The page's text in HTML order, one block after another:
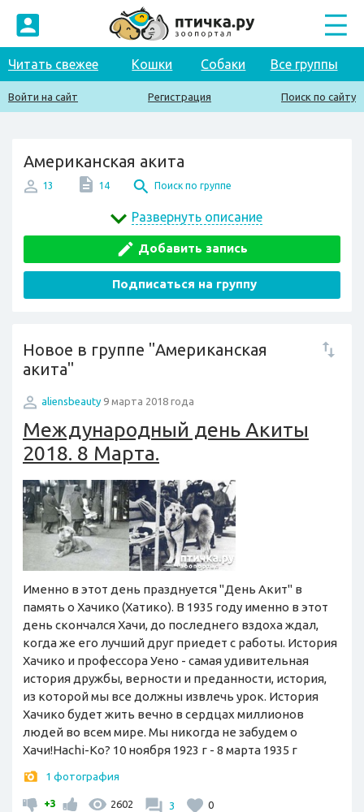
Читать свежее Кошки Собаки Все группы
Войти на сайт Регистрация Поиск по сайту
Американская акита
13 14 Поиск по группе
Развернуть описание
Добавить запись
Подписаться на группу
Новое в группе "Американская
акита"
aliensbeauty 9 марта 2018 года
Международный день Акиты
2018. 8 Марта.
Именно в этот день празднуется "День Акит" в
память о Хачико (Хатико). В 1935 году именно в этот
день скончался Хачи, до последнего вздоха ждал,
когда же его лучший друг приедет с работы. История
Хачико и профессора Уено - самая удивительная
история дружбы, верности и преданности, история,
из которой мы все должны извлечь урок. История
Хачико будет жить вечно в сердцах миллионов
людей во всем мире. Мы никогда не забудем о
Хачи!Hachi-Ko? 10 ноября 1923 г - 8 марта 1935 г
1 фотография
+3 2602 3 0